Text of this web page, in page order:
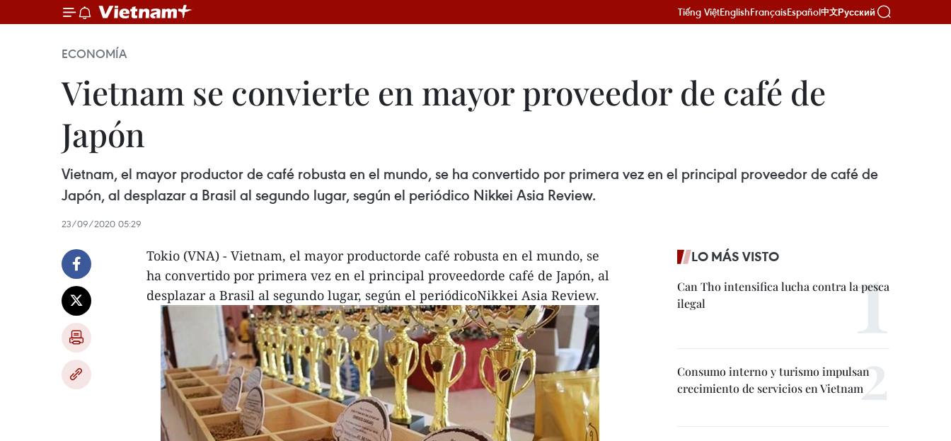
Tiếng ViệtEnglishFrançaisEspañol中文Русский
ECONOMÍA
Vietnam se convierte en mayor proveedor de café de
Japón
Vietnam, el mayor productor de café robusta en el mundo, se ha convertido por primera vez en el principal proveedor de café de
Japón, al desplazar a Brasil al segundo lugar, según el periódico Nikkei Asia Review.
23/09/2020 05:29
Tokio (VNA) - Vietnam, el mayor productorde café robusta en el mundo, se
ha convertido por primera vez en el principal proveedorde café de Japón, al
desplazar a Brasil al segundo lugar, según el periódicoNikkei Asia Review.
LO MÁS VISTO
Can Tho intensifica lucha contra la pesca
ilegal
Consumo interno y turismo impulsan
crecimiento de servicios en Vietnam